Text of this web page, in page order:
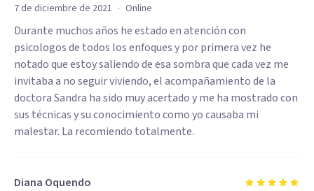
7 de diciembre de 2021 · Online
Durante muchos años he estado en atención con
psicologos de todos los enfoques y por primera vez he
notado que estoy saliendo de esa sombra que cada vez me
invitaba a no seguir viviendo, el acompañamiento de la
doctora Sandra ha sido muy acertado y me ha mostrado con
sus técnicas y su conocimiento como yo causaba mi
malestar. La recomiendo totalmente.
Diana Oquendo